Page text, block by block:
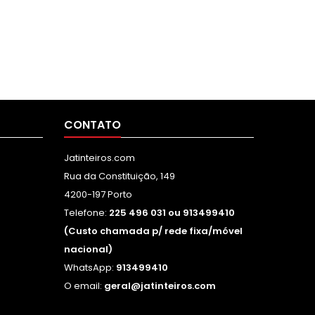
CONTATO
Jatinteiros.com
Rua da Constituição, 149
4200-197 Porto
Telefone: 225 496 031 ou 913499410
(Custo chamada p/ rede fixa/móvel
nacional)
WhatsApp: 913499410
O email: geral@jatinteiros.com